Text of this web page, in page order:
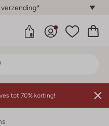
tot 70% korting!